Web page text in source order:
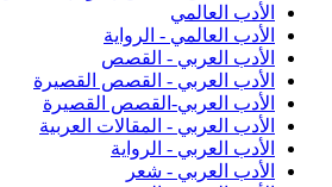
الأدب العالمي
الأدب العالمي - الرواية
الأدب العربي - القصص
الأدب العربي - القصص القصيرة
الأدب العربي-القصص القصيرة
الأدب العربي - المقالات العربية
الأدب العربي - الرواية
الأدب العربي - شعر